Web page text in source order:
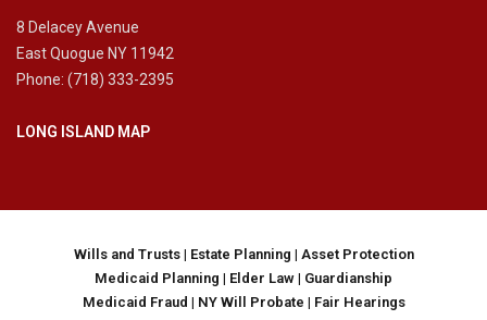
8 Delacey Avenue
East Quogue NY 11942
Phone: (718) 333-2395
LONG ISLAND MAP
Wills and Trusts| Estate Planning | Asset Protection
Medicaid Planning | Elder Law | Guardianship
Medicaid Fraud | NY Will Probate | Fair Hearings